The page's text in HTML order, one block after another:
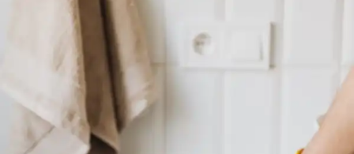
Mülleimer. Inhalt/teilentleerten Behälter der
Verkaufsstelle zurückgeben oder einer
Sonderabfallsammelstelle zuführen. Leeren Behälter
dem Siedlungsabfall zuführen.